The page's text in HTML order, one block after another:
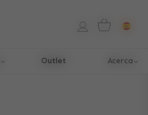
Outlet Acerca